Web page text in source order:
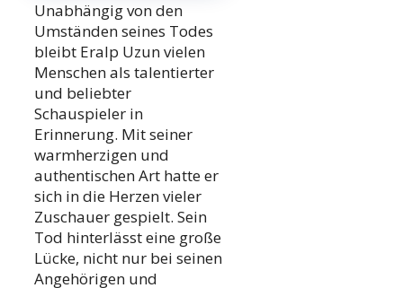
Unabhängig von den
Umständen seines Todes
bleibt Eralp Uzun vielen
Menschen als talentierter
und beliebter
Schauspieler in
Erinnerung. Mit seiner
warmherzigen und
authentischen Art hatte er
sich in die Herzen vieler
Zuschauer gespielt. Sein
Tod hinterlässt eine große
Lücke, nicht nur bei seinen
Angehörigen und